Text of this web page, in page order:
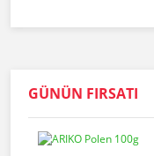
GÜNÜN FIRSATI